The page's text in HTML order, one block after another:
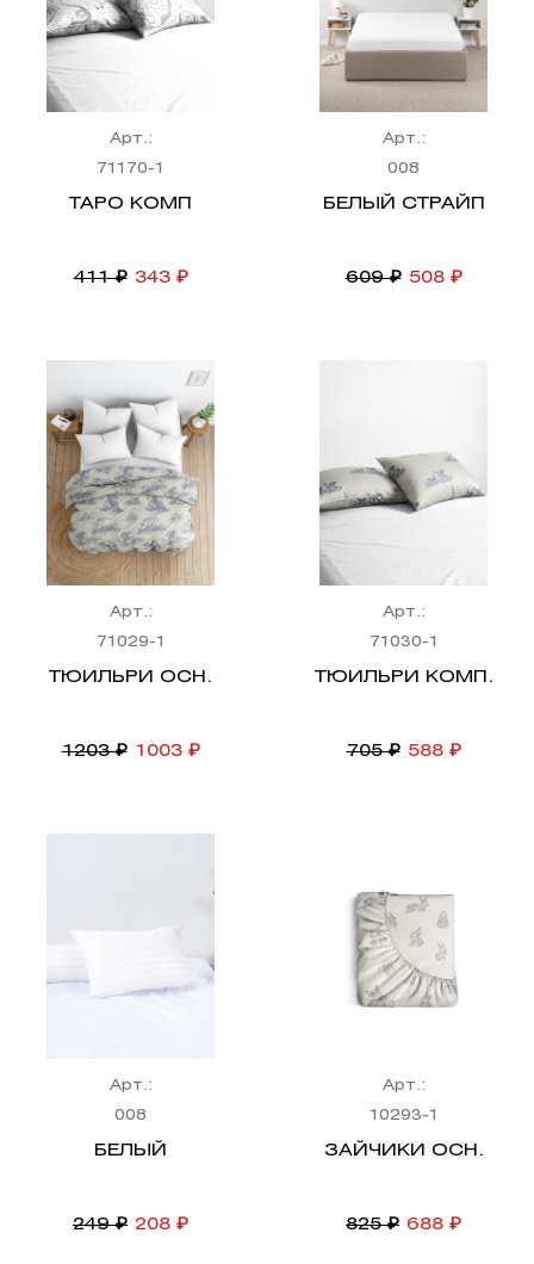
Арт.:
71170-1
ТАРО КОМП
411 ₽ 343 ₽
Арт.:
008
БЕЛЫЙ СТРАЙП
609 ₽ 508 ₽
Арт.:
71029-1
ТЮИЛЬРИ ОСН.
1203 ₽ 1003 ₽
Арт.:
71030-1
ТЮИЛЬРИ КОМП.
705 ₽ 588 ₽
Арт.:
008
БЕЛЫЙ
249 ₽ 208 ₽
Арт.:
10293-1
ЗАЙЧИКИ ОСН.
825 ₽ 688 ₽